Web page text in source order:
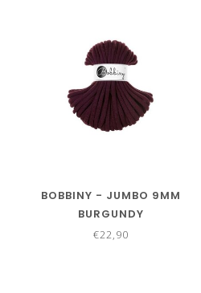
BOBBINY - JUMBO 9MM
BURGUNDY
€22,90